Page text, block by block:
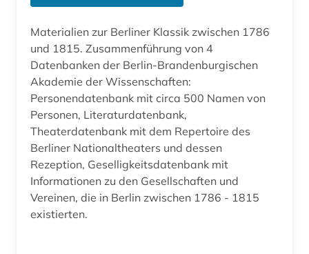
Materialien zur Berliner Klassik zwischen 1786
und 1815. Zusammenführung von 4
Datenbanken der Berlin-Brandenburgischen
Akademie der Wissenschaften:
Personendatenbank mit circa 500 Namen von
Personen, Literaturdatenbank,
Theaterdatenbank mit dem Repertoire des
Berliner Nationaltheaters und dessen
Rezeption, Geselligkeitsdatenbank mit
Informationen zu den Gesellschaften und
Vereinen, die in Berlin zwischen 1786 - 1815
existierten.